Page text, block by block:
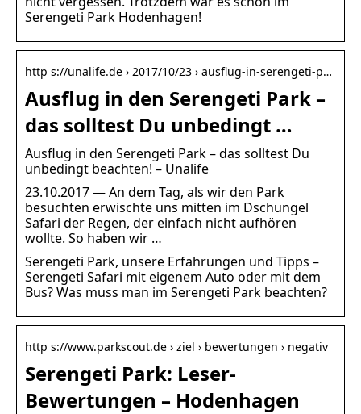
Serengeti Park Hodenhagen!
http s://unalife.de › 2017/10/23 › ausflug-in-serengeti-p…
Ausflug in den Serengeti Park –
das solltest Du unbedingt …
Ausflug in den Serengeti Park – das solltest Du
unbedingt beachten! – Unalife
23.10.2017 — An dem Tag, als wir den Park
besuchten erwischte uns mitten im Dschungel
Safari der Regen, der einfach nicht aufhören
wollte. So haben wir …
Serengeti Park, unsere Erfahrungen und Tipps –
Serengeti Safari mit eigenem Auto oder mit dem
Bus? Was muss man im Serengeti Park beachten?
http s://www.parkscout.de › ziel › bewertungen › negativ
Serengeti Park: Leser-
Bewertungen – Hodenhagen